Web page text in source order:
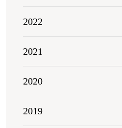
2022
2021
2020
2019